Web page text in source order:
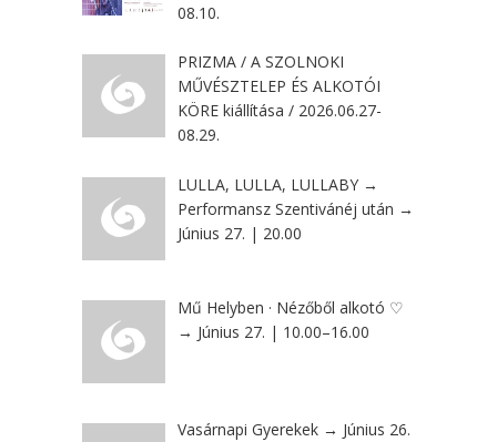
08.10.
PRIZMA / A SZOLNOKI
MŰVÉSZTELEP ÉS ALKOTÓI
KÖRE kiállítása / 2026.06.27-
08.29.
LULLA, LULLA, LULLABY →
Performansz Szentivánéj után →
Június 27. | 20.00
Mű Helyben · Nézőből alkotó ♡
→ Június 27. | 10.00–16.00
Vasárnapi Gyerekek → Június 26.